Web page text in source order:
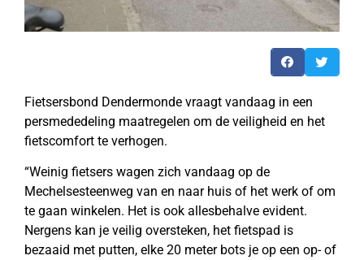
Fietsersbond Dendermonde vraagt vandaag in een
persmededeling maatregelen om de veiligheid en het
fietscomfort te verhogen.
“Weinig fietsers wagen zich vandaag op de
Mechelsesteenweg van en naar huis of het werk of om
te gaan winkelen. Het is ook allesbehalve evident.
Nergens kan je veilig oversteken, het fietspad is
bezaaid met putten, elke 20 meter bots je op een op- of